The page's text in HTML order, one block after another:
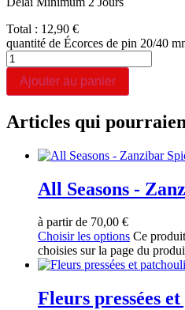
Total : 12,90 €
quantité de Écorces de pin 20/40
Ajouter au panier
Articles qui
All Seasons -
à partir de 70,00 €
Choisir les options Ce
choisies sur la page du
Fleurs pressées